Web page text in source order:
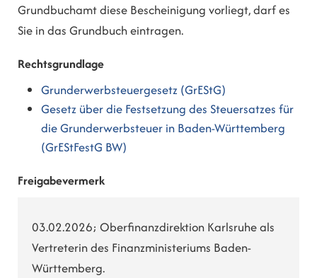
Grundbuchamt diese Bescheinigung vorliegt, darf es
Sie in das Grundbuch eintragen.
Rechtsgrundlage
Grunderwerbsteuergesetz (GrEStG)
Gesetz über die Festsetzung des Steuersatzes für
die Grunderwerbsteuer in Baden-Württemberg
(GrEStFestG BW)
Freigabevermerk
03.02.2026; Oberfinanzdirektion Karlsruhe als
Vertreterin des Finanzministeriums Baden-
Württemberg.